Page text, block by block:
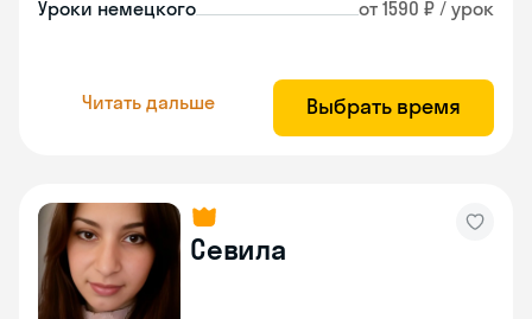
Уроки немецкого от 1590 ₽ / урок
Читать дальше Выбрать время
Севила